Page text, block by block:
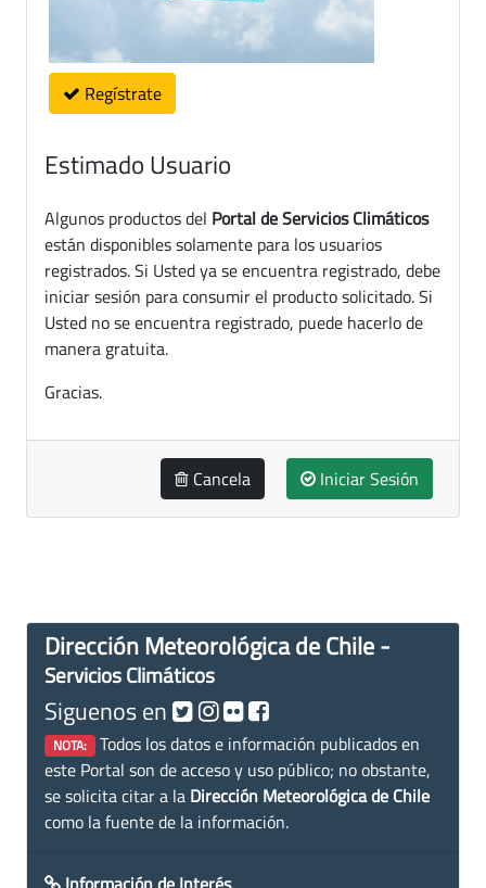
Regístrate
Estimado Usuario
Algunos productos del Portal de Servicios Climáticos
están disponibles solamente para los usuarios
registrados. Si Usted ya se encuentra registrado, debe
iniciar sesión para consumir el producto solicitado. Si
Usted no se encuentra registrado, puede hacerlo de
manera gratuita.
Gracias.
Cancela Iniciar Sesión
Dirección Meteorológica de Chile -
Servicios Climáticos
Siguenos en
NOTA: Todos los datos e información publicados en
este Portal son de acceso y uso público; no obstante,
se solicita citar a la Dirección Meteorológica de Chile
como la fuente de la información.